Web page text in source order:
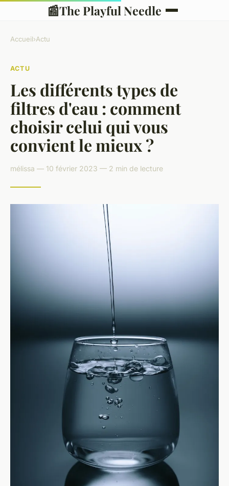
📰The Playful Needle
Accueil›Actu
ACTU
Les différents types de
filtres d'eau : comment
choisir celui qui vous
convient le mieux ?
mélissa — 10 février 2023 — 2 min de lecture